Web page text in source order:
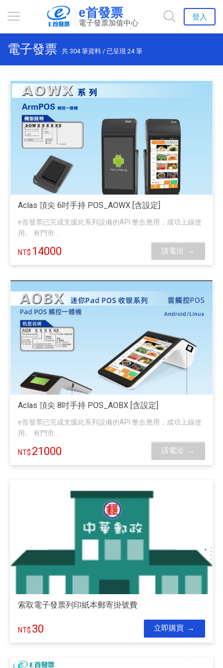
e首發票
電子發票加值中心
登入
電子發票 共 304筆資料 / 已呈現 24筆
Aclas 頂尖 6吋手持 POS_AOWX [含設定]
e首發票已完成支援此系列設備的API 整合應用，成功上線使
用。 有門市...
14000 請電洽
Aclas 頂尖 8吋手持 POS_AOBX [含設定]
e首發票已完成支援此系列設備的API 整合應用，成功上線使
用。 有門市...
21000 請電洽
索取電子發票列印紙本郵寄掛號費
30 立即購買